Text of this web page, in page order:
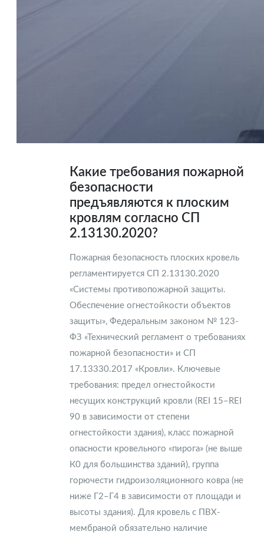
Какие требования пожарной
безопасности
предъявляются к плоским
кровлям согласно СП
2.13130.2020?
Пожарная безопасность плоских кровель
регламентируется СП 2.13130.2020
«Системы противопожарной защиты.
Обеспечение огнестойкости объектов
защиты», Федеральным законом № 123-
ФЗ «Технический регламент о требованиях
пожарной безопасности» и СП
17.13330.2017 «Кровли». Ключевые
требования: предел огнестойкости
несущих конструкций кровли (REI 15–REI
90 в зависимости от степени
огнестойкости здания), класс пожарной
опасности кровельного «пирога» (не выше
К0 для большинства зданий), группа
горючести гидроизоляционного ковра (не
ниже Г2–Г4 в зависимости от площади и
высоты здания). Для кровель с ПВХ-
мембраной обязательно наличие